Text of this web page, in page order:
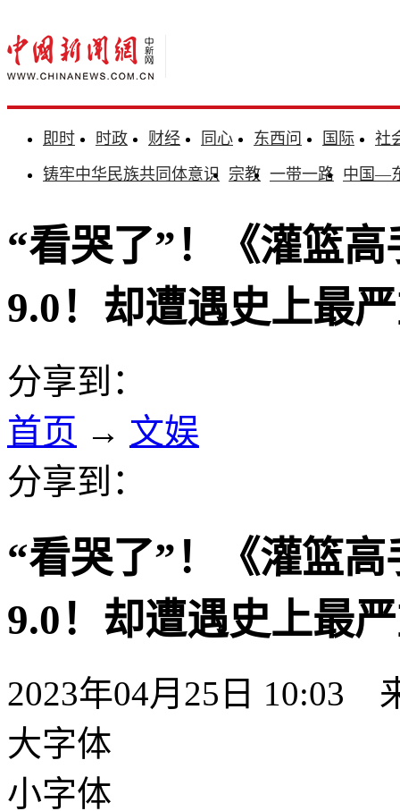
即时 时政 财经 同心 东西问 国际
社
铸牢中华民族共同体意识 宗教 一带一路 中国—
“看哭了”！《灌篮
9.0！却遭遇史上最
分享到：
首页 → 文娱
分享到：
“看哭了”！《灌篮
9.0！却遭遇史上最
2023年04月25日 10:03
大字体
小字体